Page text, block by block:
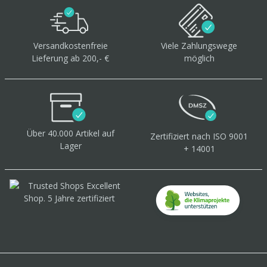
Versandkostenfreie
Lieferung ab 200,- €
Viele Zahlungswege
möglich
Über 40.000 Artikel auf
Lager
Zertifiziert nach ISO 9001
+ 14001